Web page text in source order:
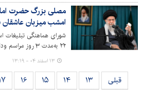
‌مصلی بزرگ حضرت
امشب میزبان عاشقان
شورای هماهنگی تبلیغات
۲۲ به‌مدت ۳ روز
صورت ۲۴ ساعته در مصلی امام خمینی (ره) انجام خواهد شد.۱۳ اسفند ۰۴ - ۱۳:۱۹
قبلی ۱۳ ۱۴ ۱۵ ۱۶